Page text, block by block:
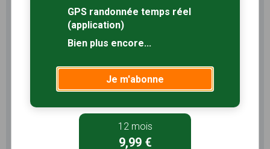
Profitez au maximum de
Sentiers en France avec rando
potentiel qu'offre Sentiers en France :
Mode hors-connexion
GPS randonnée temps réel
(application)
Bien plus encore...
Je m'abonne
12 mois
9,99 €